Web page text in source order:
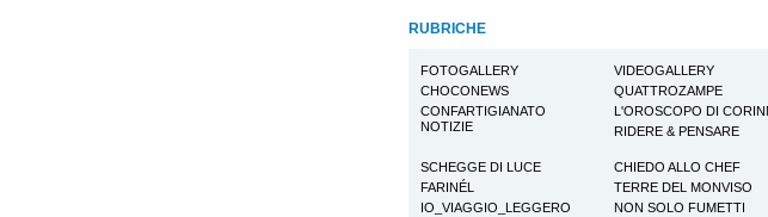
RUBRICHE
FOTOGALLERY VIDEOGALLERY
CHOCONEWS
QUATTROZAMPE
CONFARTIGIANATO
NOTIZIE
L'OROSCOPO DI
RIDERE & PENSARE
SCHEGGE DI LUCE
CHIEDO ALLO CHEF
FARINÉL
TERRE DEL MONVISO
IO_VIAGGIO_LEGGERO
NON SOLO FUMETTI